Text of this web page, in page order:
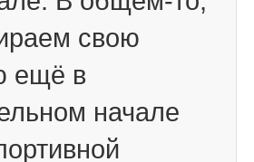
свою
ещё в
начале